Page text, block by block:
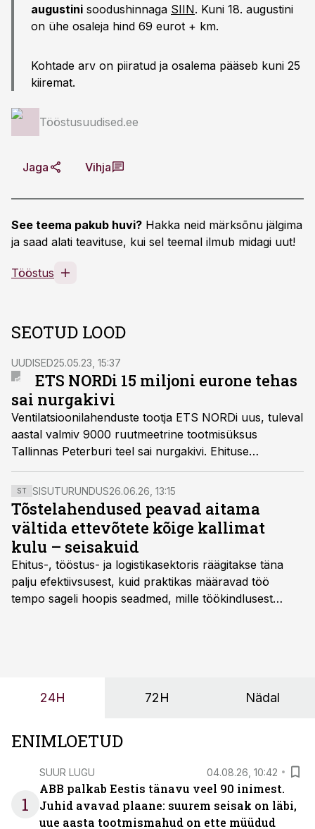
augustini soodushinnaga SIIN. Kuni 18. augustini
on ühe osaleja hind 69 eurot + km.
Kohtade arv on piiratud ja osalema pääseb kuni 25
kiiremat.
Tööstusuudised.ee
Jaga Vihja
See teema pakub huvi? Hakka neid märksõnu jälgima
ja saad alati teavituse, kui sel teemal ilmub midagi uut!
Tööstus
SEOTUD LOOD
UUDISED25.05.23, 15:37
ETS NORDi 15 miljoni eurone tehas
sai nurgakivi
Ventilatsioonilahenduste tootja ETS NORDi uus, tuleval
aastal valmiv 9000 ruutmeetrine tootmisüksus
Tallinnas Peterburi teel sai nurgakivi. Ehituse
kogumaht on 15 miljonit eurot ja peatöövõtjaks valiti
Mapri Ehitus. Uue tehasehoonega tahetakse
kasvatada müügikäivet 2027. aastaks tänaselt 70
miljonilt eurolt 125 miljonini.
ST SISUTURUNDUS26.06.26, 13:15
Tõstelahendused peavad aitama
vältida ettevõtete kõige kallimat
kulu – seisakuid
Ehitus-, tööstus- ja logistikasektoris räägitakse täna
palju efektiivsusest, kuid praktikas määravad töö
tempo sageli hoopis seadmed, mille töökindlusest
24H 72H Nädal
ENIMLOETUD
1
SUUR LUGU 04.08.26, 10:42
ABB palkab Eestis tänavu veel 90 inimest.
Juhid avavad plaane: suurem seisak on läbi,
uue aasta tootmismahud on ette müüdud